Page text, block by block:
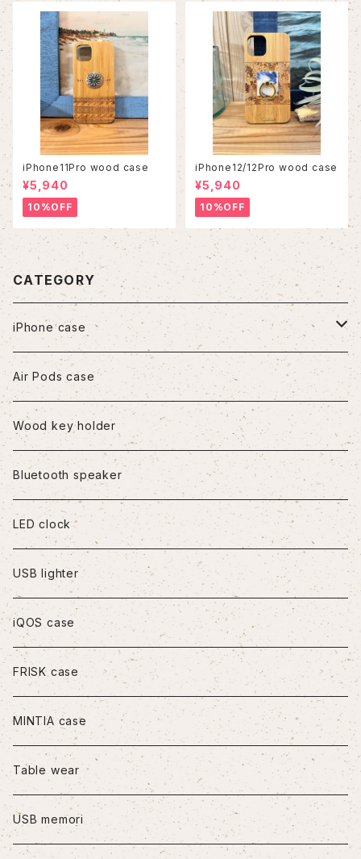
iPhone11Pro wood case
¥5,940
10%OFF
iPhone12/12Pro wood case
¥5,940
10%OFF
CATEGORY
iPhone case
iPhone7/8/SE2
iPhone8Plus
iPhoneX/XS
iPhoneXR
iPhoneXS Max
iPhone11
iPhone11Pro
iPhone11Pro Max
iPhone12/12Pro
iPhone12mini
Air Pods case
Wood key holder
Bluetooth speaker
LED clock
USB lighter
iQOS case
FRISK case
MINTIA case
Table wear
USB memori